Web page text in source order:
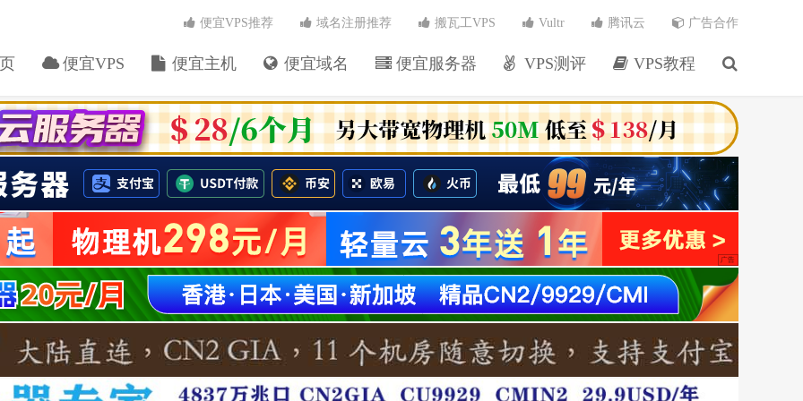
便宜VPS 便宜主机 便宜域名 便宜服务器 VPS测评 VPS教程
便宜VPS推荐 域名注册推荐 搬瓦工VPS Vultr 腾讯云 广告合作